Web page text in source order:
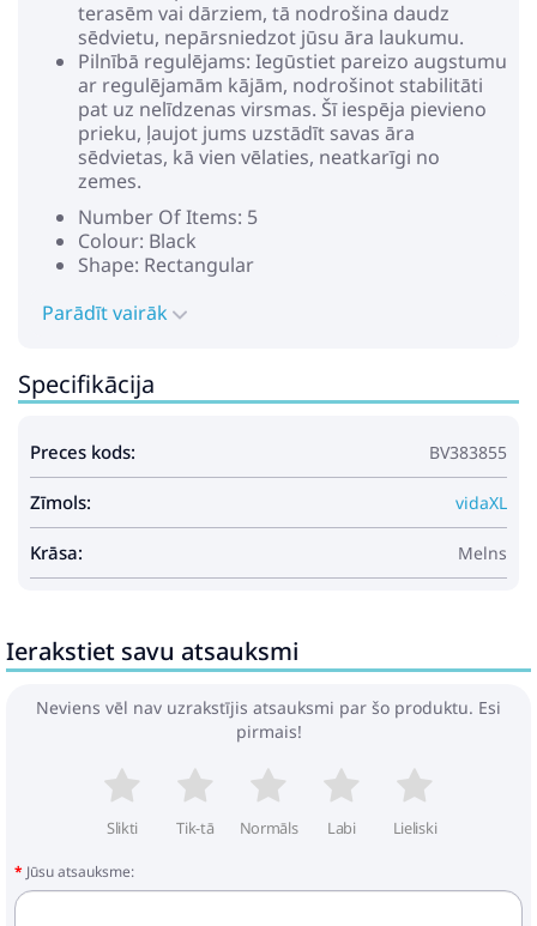
terasēm vai dārziem, tā nodrošina daudz
sēdvietu, nepārsniedzot jūsu āra laukumu.
Pilnībā regulējams: Iegūstiet pareizo augstumu
ar regulējamām kājām, nodrošinot stabilitāti
pat uz nelīdzenas virsmas. Šī iespēja pievieno
prieku, ļaujot jums uzstādīt savas āra
sēdvietas, kā vien vēlaties, neatkarīgi no
zemes.
Number Of Items: 5
Colour: Black
Shape: Rectangular
Finish: Matte
Room: Balcony
Batteries Included: No
Capacity: Accommodates 5 people
Maximum Number of People: 5
Surface Height: 2 cm
Leg Height: 5 cm
Seat Depth: 60 cm
Seating Capacity: 5
Delivery Contains: 5-piece modular outdoor
sofa set
Assembly Required: Yes
Recommended Number of People for
Parādīt vairāk
Specifikācija
Preces kods: BV383855
Zīmols: vidaXL
Krāsa: Melns
Ierakstiet savu atsauksmi
Neviens vēl nav uzrakstījis atsauksmi par šo produktu. Esi
pirmais!
Slikti Tik-tā Normāls Labi Lieliski
Jūsu atsauksme: